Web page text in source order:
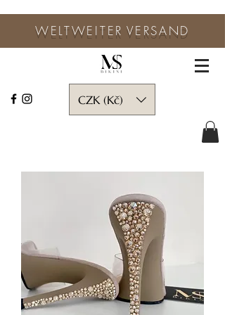
WELTWEITER VERSAND
CZK (Kč)